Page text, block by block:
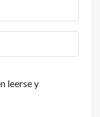
leerse y